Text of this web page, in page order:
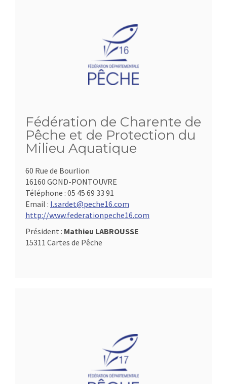
Fédération de Charente de
Pêche et de Protection du
Milieu Aquatique
60 Rue de Bourlion
16160 GOND-PONTOUVRE
Téléphone : 05 45 69 33 91
Email : l.sardet@peche16.com
http://www.federationpeche16.com
Président : Mathieu LABROUSSE
15311 Cartes de Pêche